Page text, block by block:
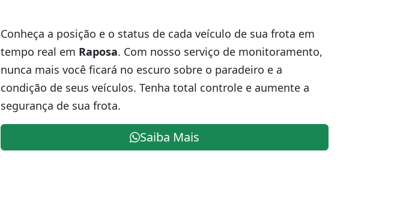
Conheça a posição e o status de cada veículo de sua frota em
tempo real em Raposa. Com nosso serviço de monitoramento,
nunca mais você ficará no escuro sobre o paradeiro e a
condição de seus veículos. Tenha total controle e aumente a
segurança de sua frota.
Saiba Mais